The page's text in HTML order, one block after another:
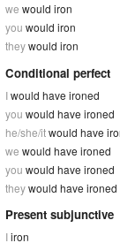
we would iron
you would iron
theywould iron
Conditional perfect
Iwould have ironed
you would have ironed
he/she/itwould have
we would have ironed
you would have ironed
theywould have ironed
Present subjunctive
Iiron